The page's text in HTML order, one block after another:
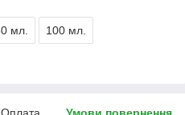
мл. 100 мл.
Оплата Умови повернення